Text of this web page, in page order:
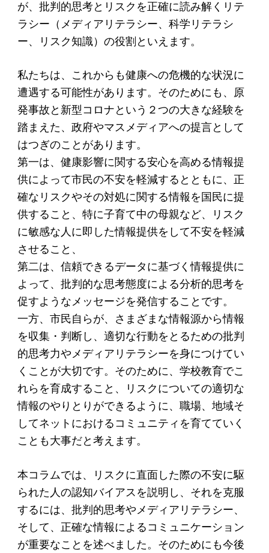
が、批判的思考とリスクを正確に読み解くリテ
ラシー（メディアリテラシー、科学リテラシ
ー、リスク知識）の役割といえます。
私たちは、これからも健康への危機的な状況に
遭遇する可能性があります。そのためにも、原
発事故と新型コロナという２つの大きな経験を
踏まえた、政府やマスメディアへの提言として
はつぎのことがあります。
第一は、健康影響に関する安心を高める情報提
供によって市民の不安を軽減するとともに、正
確なリスクやその対処に関する情報を国民に提
供すること、特に子育て中の母親など、リスク
に敏感な人に即した情報提供をして不安を軽減
させること、
第二は、信頼できるデータに基づく情報提供に
よって、批判的な思考態度による分析的思考を
促すようなメッセージを発信することです。
一方、市民自らが、さまざまな情報源から情報
を収集・判断し、適切な行動をとるための批判
的思考力やメディアリテラシーを身につけてい
くことが大切です。そのために、学校教育でこ
れらを育成すること、リスクについての適切な
情報のやりとりができるように、職場、地域そ
してネットにおけるコミュニティを育てていく
ことも大事だと考えます。
本コラムでは、リスクに直面した際の不安に駆
られた人の認知バイアスを説明し、それを克服
するには、批判的思考やメディアリテラシー、
そして、正確な情報によるコミュニケーション
が重要なことを述べました。そのためにも今後